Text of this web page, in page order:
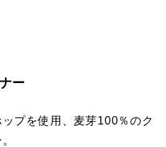
ー
プを使用、麦芽100％のク